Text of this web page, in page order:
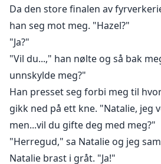
Da den store finalen av
han seg mot meg. "Hazel?"
"Ja?"
"Vil du...," han nølte og så bak
unnskylde meg?"
Han presset seg forbi meg til
gikk ned på ett kne. "Natalie, jeg
men...vil du gifte deg med meg?"
"Herregud," sa Natalie og jeg
Natalie brast i gråt. "Ja!"